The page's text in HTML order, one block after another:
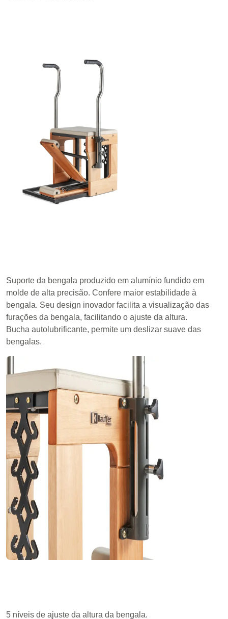
Suporte da bengala produzido em alumínio fundido em
molde de alta precisão. Confere maior estabilidade à
bengala. Seu design inovador facilita a visualização das
furações da bengala, facilitando o ajuste da altura.
Bucha autolubrificante, permite um deslizar suave das
bengalas.
5 níveis de ajuste da altura da bengala.